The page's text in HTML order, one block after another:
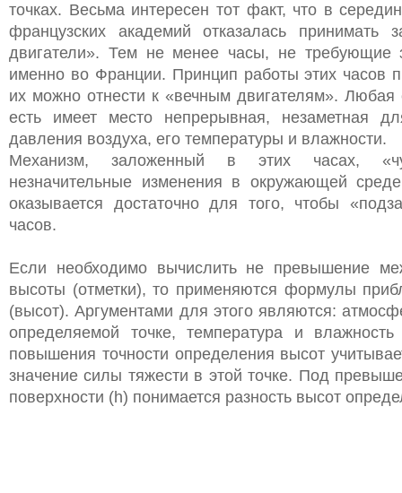
точках. Весьма интересен тот факт, что в
французских академий отказалась принимать
двигатели». Тем не менее часы, не требующие
именно во Франции. Принцип работы этих часов
их можно отнести к «вечным двигателям».
есть имеет место непрерывная, незаметная
давления воздуха, его температуры и влажности.
Механизм, заложенный в этих часах,
незначительные изменения в окружающей
оказывается достаточно для того, чтобы
часов.
Если необходимо вычислить не превышение
высоты (отметки), то применяются формулы
(высот). Аргументами для этого являются:
определяемой точке, температура и
повышения точности определения высот
значение силы тяжести в этой точке. Под
поверхности (h) понимается разность высот